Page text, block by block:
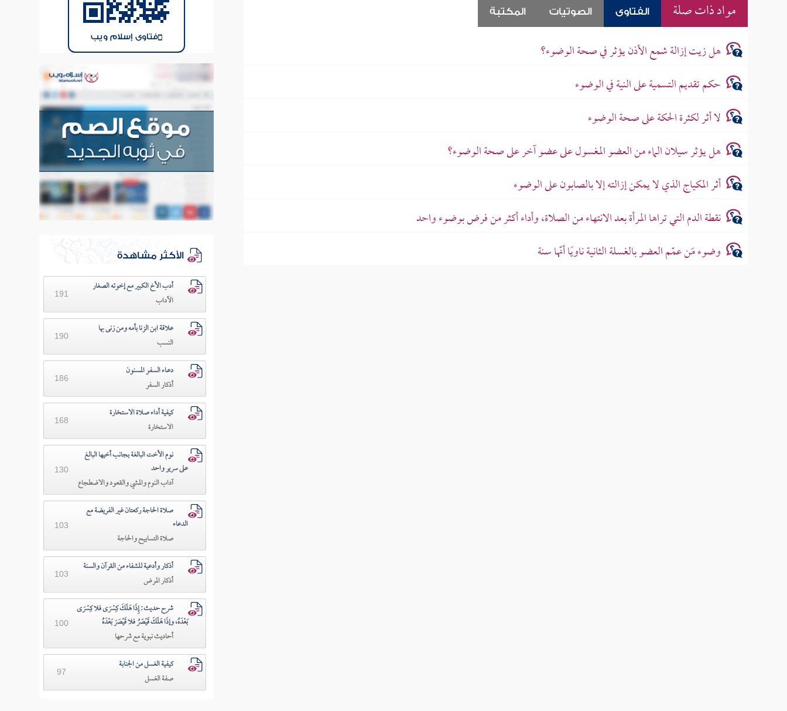
مواد ذات صلة الفتاوى الصوتيات المكتبة
هل زيت إزالة شمع الأذن يؤثر في صحة الوضوء؟
حكم تقديم التسمية على النية في الوضوء
لا أثر لكثرة الحكة على صحة الوضوء
هل يؤثر سيلان الماء من العضو المغسول على عضو آخر على صحة الوضوء؟
أثر المكياج الذي لا يمكن إزالته إلا بالصابون على الوضوء
نقطة الدم التي تراها المرأة بعد الانتهاء من الصلاة، وأداء أكثر من فرض بوضوء واحد
وضوء مَن عمّم العضو بالغسلة الثانية ناويًا أنّها سنة
فتاوى إسلام ويب
الأكثر مشاهدة
أدب الأخ الكبير مع إخوته الصغار
الآداب
191
علاقة ابن الزنا بأمه ومن زنى بها
النسب
190
دعـاء السفـر المسنون
أذكار السفر
186
كيفية أداء صلاة الاستخارة
الاستخارة
168
نوم الأخت البالغة بجانب أخيها البالغ
على سرير واحد
آداب النوم والمشي والقعود والاضطجاع
130
صلاة الحاجة ركعتان غير الفريضة مع
الدعاء
صلاة التسابيح والحاجة
103
أذكار وأدعية للشفاء من القرآن والسنة
أذكار المرض
103
شرح حديث: إِذَا هَلَكَ كِسْرَى فلا كِسْرَى
بَعْدَهُ، وإذَا هَلَكَ قَيْصَرُ فلا قَيْصَرَ بَعْدَهُ
أحاديث نبوية مع شرحها
100
كيفية الغسل من الجنابة
صفة الغسل
97